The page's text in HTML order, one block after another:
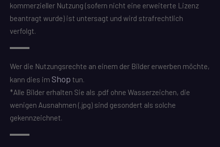
kommerzieller Nutzung (sofern nicht eine erweiterte Lizenz
beantragt wurde) ist untersagt und wird strafrechtlich
verfolgt.
Wer die Nutzungsrechte an einem der Bilder erwerben möchte,
kann dies im Shop tun.
*Alle Bilder erhalten Sie als .pdf ohne Wasserzeichen, die
wenigen Ausnahmen (.jpg) sind gesondert als solche
gekennzeichnet.